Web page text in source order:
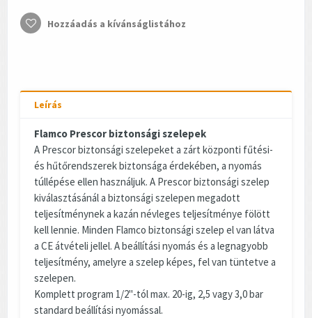
Hozzáadás a kívánságlistához
Leírás
Flamco Prescor biztonsági szelepek
A Prescor biztonsági szelepeket a zárt központi fűtési-
és hűtőrendszerek biztonsága érdekében, a nyomás
túllépése ellen használjuk. A Prescor biztonsági szelep
kiválasztásánál a biztonsági szelepen megadott
teljesítménynek a kazán névleges teljesítménye fölött
kell lennie. Minden Flamco biztonsági szelep el van látva
a CE átvételi jellel. A beállítási nyomás és a legnagyobb
teljesítmény, amelyre a szelep képes, fel van tüntetve a
szelepen.
Komplett program 1/2"-tól max. 20-ig, 2,5 vagy 3,0 bar
standard beállítási nyomással.